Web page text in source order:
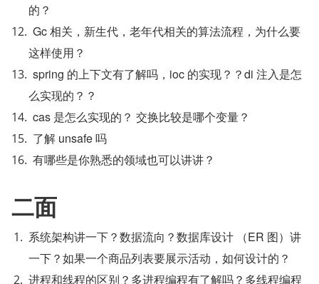
的？
Gc 相关，新生代，老年代相关的算法流程，为什么要
这样使用？
spring 的上下文有了解吗，ioc 的实现？？di 注入是怎
么实现的？？
cas 是怎么实现的？ 交换比较是哪个变量？
了解 unsafe 吗
有哪些是你熟悉的领域也可以讲讲？
二面
系统架构讲一下？数据流向？数据库设计 （ER 图）讲
一下？如果一个商品列表要展示活动，如何设计的？
进程和线程的区别？多进程编程有了解吗？多线程编程